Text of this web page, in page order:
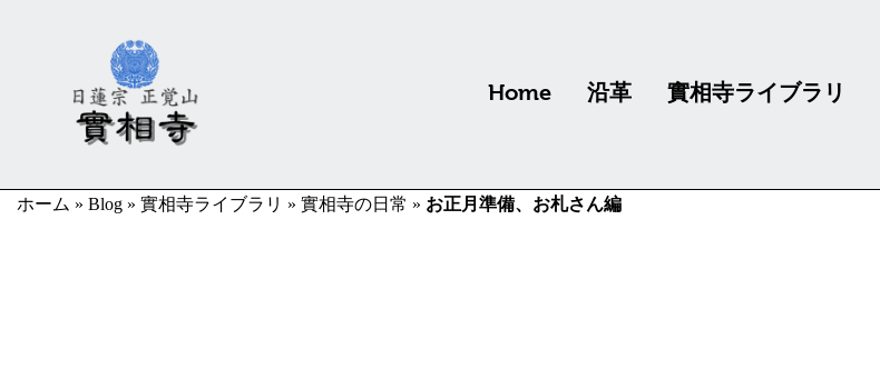
Home 沿革 實相寺ライブラリ
ホーム » Blog » 實相寺ライブラリ » 實相寺の日常 » お正月準備、お札さん編